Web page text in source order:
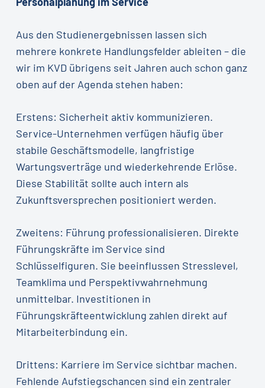
Aus den Studienergebnissen lassen sich
mehrere konkrete Handlungsfelder ableiten – die
wir im KVD übrigens seit Jahren auch schon ganz
oben auf der Agenda stehen haben:
Erstens: Sicherheit aktiv kommunizieren.
Service-Unternehmen verfügen häufig über
stabile Geschäftsmodelle, langfristige
Wartungsverträge und wiederkehrende Erlöse.
Diese Stabilität sollte auch intern als
Zukunftsversprechen positioniert werden.
Zweitens: Führung professionalisieren. Direkte
Führungskräfte im Service sind
Schlüsselfiguren. Sie beeinflussen Stresslevel,
Teamklima und Perspektivwahrnehmung
unmittelbar. Investitionen in
Führungskräfteentwicklung zahlen direkt auf
Mitarbeiterbindung ein.
Drittens: Karriere im Service sichtbar machen.
Fehlende Aufstiegschancen sind ein zentraler